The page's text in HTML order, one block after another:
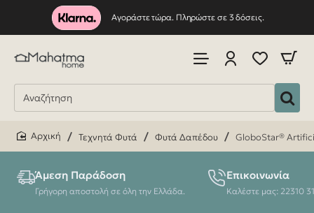
Αγοράστε τώρα. Πληρώστε σε 3 δόσεις.
Τεχνητά Φυτά Φυτά Δαπέδου GloboStar®
Άμεση Παράδοση
Γρήγορη αποστολή σε όλη την Ελλάδα.
Επικοινωνία
Καλέστε μας: 22310